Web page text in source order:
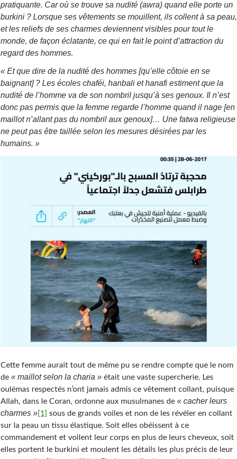
pratiquante. Car où se trouve sa nudité (awra) quand elle porte un
burkini ? Lorsque ses vêtements se mouillent, ils collent à sa peau,
et les reliefs de ses charmes deviennent visibles pour tout le
monde, de façon éclatante, ce qui en fait le point d’attraction du
regard des hommes.
« Et que dire de la nudité des hommes [qu’elle côtoie en se
baignant] ? Les écoles chaféi, hanbali et hanafi estiment que la
nudité de l’homme va de son nombril jusqu’à ses genoux. Il n’est
donc pas permis que la femme regarde l’homme quand il nage [en
maillot n’allant pas du nombril aux genoux]… Une fatwa religieuse
ne peut pas être taillée selon les mesures désirées par les
humains. »
Cette femme aurait tout de même pu se rendre compte que le nom
de « maillot selon la charia » était une vaste supercherie. Les
oulémas respectés n’ont jamais admis ce vêtement collant, puisque
Allah, dans le Coran, ordonne aux musulmanes de « cacher leurs
charmes »[1] sous de grands voiles et non de les révéler en collant
sur la peau un tissu élastique. Soit elles obéissent à ce
commandement et voilent leur corps en plus de leurs cheveux, soit
elles portent le burkini et moulent les détails les plus précis de leur